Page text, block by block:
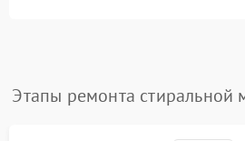
Этапы ремонта